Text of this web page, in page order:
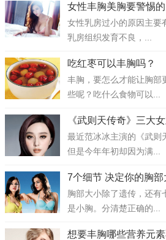
女性丰胸美胸要警惕
女性乳房过小的原因主要
乳房组织发育不良，...
吃红枣可以丰胸吗？
丰胸，要怎么才能让胸部
些呢？吃什么食物可以...
《武则天传奇》三大
最近范冰冰主演的《武则
但是今年年初却因为满...
7个细节 决定你的胸部
胸部大小除了遗传，还
是小胸。分清楚正确的...
想要丰胸哪些营养元